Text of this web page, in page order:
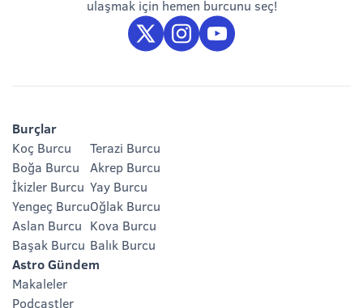
ulaşmak için hemen burcunu seç!
Burçlar
Koç Burcu
Boğa Burcu
İkizler Burcu
Yengeç Burcu
Aslan Burcu
Başak Burcu
Terazi Burcu
Akrep Burcu
Yay Burcu
Oğlak Burcu
Kova Burcu
Balık Burcu
Astro Gündem
Makaleler
Podcastler